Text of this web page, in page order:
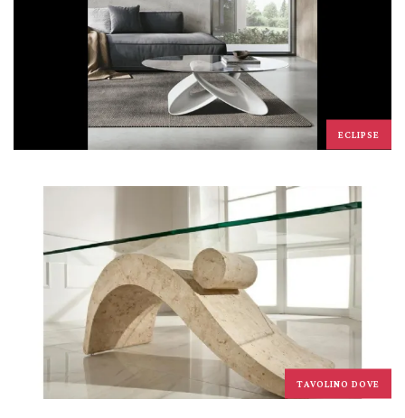
ECLIPSE
TAVOLINO DOVE